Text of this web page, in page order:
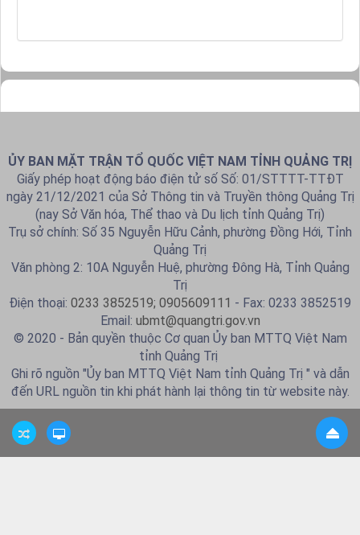
ỦY BAN MẶT TRẬN TỔ QUỐC VIỆT NAM TỈNH QUẢNG TRỊ
Giấy phép hoạt động báo điện tử số Số: 01/STTTT-TTĐT
ngày 21/12/2021 của Sở Thông tin và Truyền thông Quảng Trị
(nay Sở Văn hóa, Thể thao và Du lịch tỉnh Quảng Trị)
Trụ sở chính: Số 35 Nguyễn Hữu Cảnh, phường Đồng Hới, Tỉnh
Quảng Trị
Văn phòng 2: 10A Nguyễn Huệ, phường Đông Hà, Tỉnh Quảng
Trị
Điện thoại: 0233 3852519; 0905609111 - Fax: 0233 3852519
Email: ubmt@quangtri.gov.vn
© 2020 - Bản quyền thuộc Cơ quan Ủy ban MTTQ Việt Nam
tỉnh Quảng Trị
Ghi rõ nguồn "Ủy ban MTTQ Việt Nam tỉnh Quảng Trị " và dẫn
đến URL nguồn tin khi phát hành lại thông tin từ website này.